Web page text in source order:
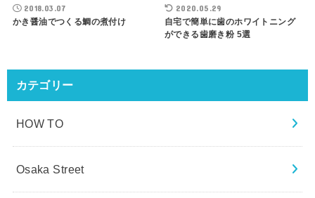
2018.03.07
かき醤油でつくる鯛の煮付け
2020.05.29
自宅で簡単に歯のホワイトニング
ができる歯磨き粉 5選
カテゴリー
HOW TO
Osaka Street